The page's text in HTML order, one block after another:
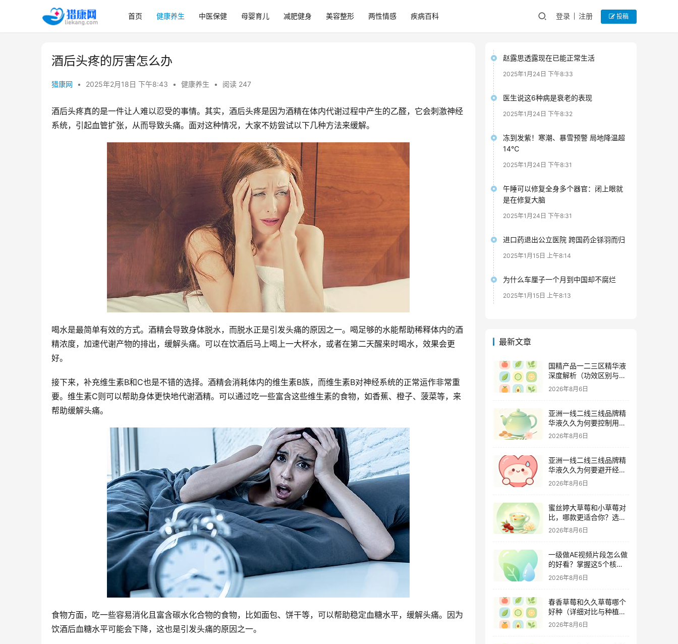
首页 健康养生 中医保健 母婴育儿 减肥健身 美容整形 两性情感 疾病百科 登录 注册 投稿
酒后头疼的厉害怎么办
猎康网 • 2025年2月18日 下午8:43 • 健康养生 • 阅读 247
酒后头疼真的是一件让人难以忍受的事情。其实，酒后头疼是因为酒精在体内代谢过程中产生的乙醛，它会刺激神经
系统，引起血管扩张，从而导致头痛。面对这种情况，大家不妨尝试以下几种方法来缓解。
喝水是最简单有效的方式。酒精会导致身体脱水，而脱水正是引发头痛的原因之一。喝足够的水能帮助稀释体内的酒
精浓度，加速代谢产物的排出，缓解头痛。可以在饮酒后马上喝上一大杯水，或者在第二天醒来时喝水，效果会更
好。
接下来，补充维生素B和C也是不错的选择。酒精会消耗体内的维生素B族，而维生素B对神经系统的正常运作非常重
要。维生素C则可以帮助身体更快地代谢酒精。可以通过吃一些富含这些维生素的食物，如香蕉、橙子、菠菜等，来
帮助缓解头痛。
食物方面，吃一些容易消化且富含碳水化合物的食物，比如面包、饼干等，可以帮助稳定血糖水平，缓解头痛。因为
饮酒后血糖水平可能会下降，这也是引发头痛的原因之一。
赵露思透露现在已能正常生活
2025年1月24日 下午8:33
医生说这6种病是衰老的表现
2025年1月24日 下午8:32
冻到发紫！寒潮、暴雪预警 局地降温超
14℃
2025年1月24日 下午8:31
午睡可以修复全身多个器官：闭上眼就
是在修复大脑
2025年1月24日 下午8:31
进口药退出公立医院 跨国药企铩羽而归
2025年1月15日 上午8:14
为什么车厘子一个月到中国却不腐烂
2025年1月15日 上午8:13
最新文章
国精产品一二三区精华液
深度解析（功效区别与适
用肤质全指南）
2026年8月6日
亚洲一线二线三线品牌精
华液久久为何要控制用量
（过度使用与皮肤负担的
2026年8月6日
亚洲一线二线三线品牌精
华液久久为何要避开经期
（激素变化与皮肤敏感度
关联）
2026年8月6日
蜜丝婷大草莓和小草莓对
比，哪款更适合你？选购
指南全解析
2026年8月6日
一级做AE视频片段怎么做
的好看？掌握这5个核心
技巧
2026年8月6日
春香草莓和久久草莓哪个
好种（详细对比与种植指
南）
2026年8月6日